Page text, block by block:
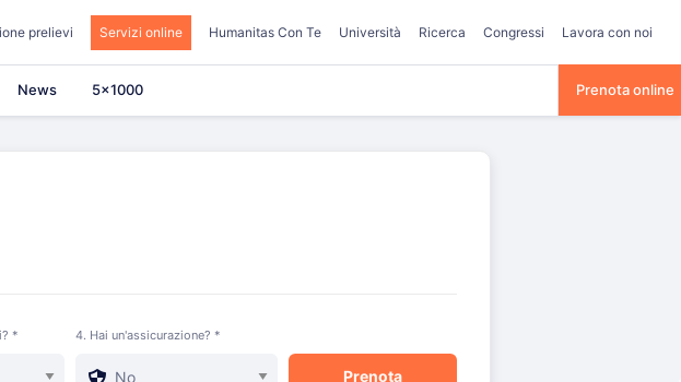
prelievi Servizi online Humanitas Con Te Università Ricerca Congressi Lavora con noi
News 5×1000 Prenota online
* 4. Hai un'assicurazione? *